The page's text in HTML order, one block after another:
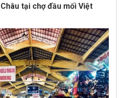
tại chợ đầu mối Việt